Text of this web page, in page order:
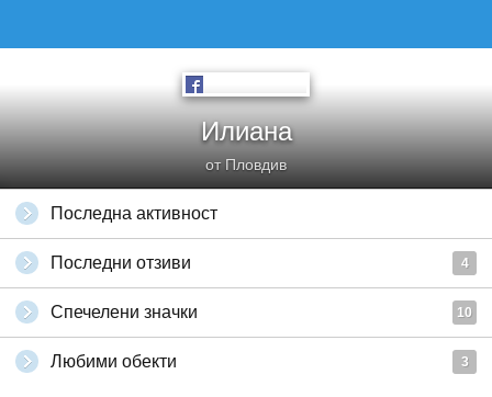
Илиана
от Пловдив
Последна активност
Последни отзиви 4
Спечелени значки 10
Любими обекти 3